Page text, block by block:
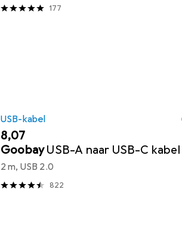
177
USB-kabel
EUR
8,07
GoobayUSB-A naar USB-C kabel
2 m, USB 2.0
822